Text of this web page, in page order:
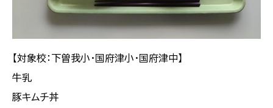
【対象校：下曽我小・国府津小・国府津中】
牛乳
豚キムチ丼